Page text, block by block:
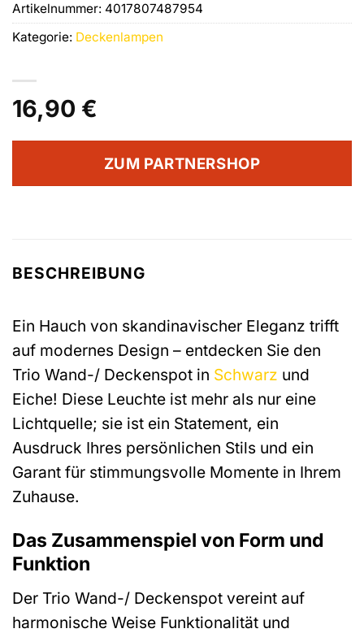
16,90 €
ZUM PARTNERSHOP
Artikelnummer: 4017807487954
Kategorie: Deckenlampen
BESCHREIBUNG
Ein Hauch von skandinavischer Eleganz trifft
auf modernes Design – entdecken Sie den
Trio Wand-/ Deckenspot in Schwarz und
Eiche! Diese Leuchte ist mehr als nur eine
Lichtquelle; sie ist ein Statement, ein
Ausdruck Ihres persönlichen Stils und ein
Garant für stimmungsvolle Momente in Ihrem
Zuhause.
Das Zusammenspiel von Form und
Funktion
Der Trio Wand-/ Deckenspot vereint auf
harmonische Weise Funktionalität und